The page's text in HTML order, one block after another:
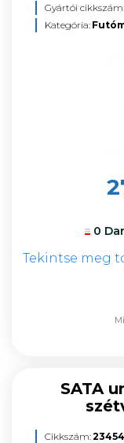
Gyártói cikkszám:
Kategória:
0
Tekintse meg
SATA
Cikkszám: